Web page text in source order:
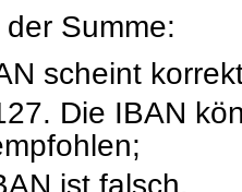
Summe:
scheint
Die IBAN
ist falsch.